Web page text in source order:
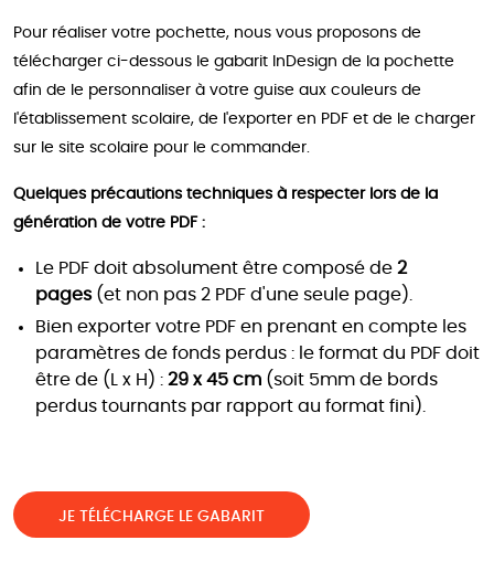
Pour réaliser votre pochette, nous vous proposons de
télécharger ci-dessous le gabarit InDesign de la pochette
afin de le personnaliser à votre guise aux couleurs de
l'établissement scolaire, de l'exporter en PDF et de le charger
sur le site scolaire pour le commander.
Quelques précautions techniques à respecter lors de la
génération de votre PDF :
Le PDF doit absolument être composé de 2
pages(et non pas 2 PDF d'une seule page).
Bien exporter votre PDF en prenant en compte les
paramètres de fonds perdus : le format du PDF doit
être de (L x H) : 29 x 45 cm (soit 5mm de bords
perdus tournants par rapport au format fini).
JE TÉLÉCHARGE LE GABARIT